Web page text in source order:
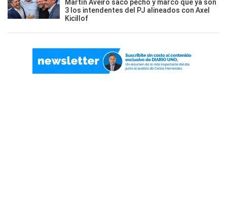
Martín Aveiro sacó pecho y marcó que ya son
3 los intendentes del PJ alineados con Axel
Kicillof